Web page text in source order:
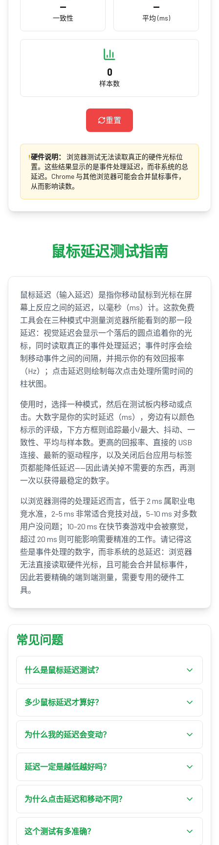
—
一致性
—
平均 (ms)
0
样本数
重置
!硬件说明：
浏览器测试无法读取真正的硬件光标位
置。这些结果显示的是事件处理延迟，而非系统的总
延迟。Chrome 与其他浏览器可能会合并鼠标事件，
从而影响读数。
鼠标延迟测试指南
鼠标延迟（输入延迟）是指你移动鼠标到光标在屏
幕上反应之间的延迟，以毫秒（ms）计。这款免费
工具会在三种模式中测量浏览器所能看到的那一段
延迟：视觉延迟会显示一个落后的圆点追着你的光
标，同时读取真正的事件处理延迟；事件时序会绘
制移动事件之间的间隔，并揭示你的有效回报率
（Hz）；点击延迟则绘制每次点击处理所需时间的
柱状图。
使用时，选择一种模式，然后在测试板内移动或点
击。大数字是你的实时延迟（ms），旁边有以颜色
标示的评级，下方方框则追踪最小/最大、抖动、一
致性、平均与样本数。更高的回报率、直接的 USB
连接、最新的驱动程序，以及关闭后台应用与标签
页都能降低延迟——因此请关掉不需要的东西，再测
一次以获得最稳定的数字。
以浏览器测得的处理延迟而言，低于 2 ms 属职业电
竞水准，2–5 ms 非常适合竞技对战，5–10 ms 对多数
用户没问题；10–20 ms 在快节奏游戏中会被察觉，
超过 20 ms 则可能影响需要精准的工作。请记得这
些是事件处理的数字，而非系统的总延迟：浏览器
无法直接读取硬件光标，且可能会合并鼠标事件，
因此若要精确的端到端测量，需要专用的硬件工
具。
常见问题
什么是鼠标延迟测试？
鼠标延迟测试会测量你移动或点击鼠标，到浏览
器处理该事件之间的输入延迟。这个工具以毫秒
的有效回报率。
多少鼠标延迟才算好？
以浏览器测得的处理延迟而言，低于 2 ms 属职业
电竞水准，2–5 ms 非常适合竞技对战，5–10 ms 对
请记得这些是事件处理的数字，而非系统的总延
迟。
为什么我的延迟会变动？
系统负载、浏览器活动与后台进程都会影响延
迟。每一帧浏览器都得把你的输入和其他正在做
延迟一定是越低越好吗？
对游戏与需要精准的工作来说，是的——更低且更
一致的延迟会感觉更灵敏。对日常浏览与办公而
为什么点击延迟和移动不同？
点击事件与移动事件由操作系统与浏览器以不同
方式处理。点击事件常会多经过一道防抖处理，
这个测试有多准确？